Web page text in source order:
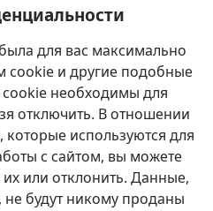
для вас максимально
и другие подобные
необходимы для
отключить. В отношении
используются для
с сайтом, вы можете
или отклонить. Данные,
будут никому проданы
башни